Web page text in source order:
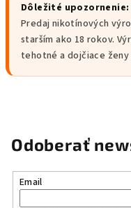
Dôležité upozornenie:
Predaj nikotínových
starším ako 18 rokov.
tehotné a dojčiace ženy
Odoberať
Email